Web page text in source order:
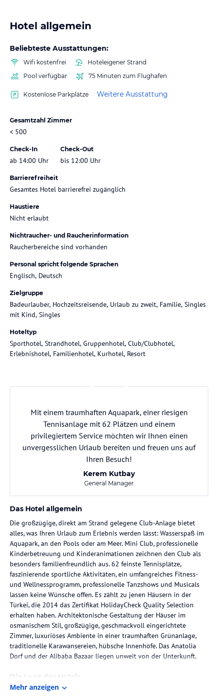
Hotel allgemein
Beliebteste Ausstattungen:
Wifi kostenfrei
Hoteleigener Strand
Pool verfügbar
75 Minuten zum Flughafen
Kostenlose Parkplätze Weitere Ausstattung
Gesamtzahl Zimmer
< 500
Check-In
ab 14:00 Uhr
Check-Out
bis 12:00 Uhr
Barrierefreiheit
Gesamtes Hotel barrierefrei zugänglich
Haustiere
Nicht erlaubt
Nichtraucher- und Raucherinformation
Raucherbereiche sind vorhanden
Personal spricht folgende Sprachen
Englisch, Deutsch
Zielgruppe
Badeurlauber, Hochzeitsreisende, Urlaub zu zweit, Familie, Singles
mit Kind, Singles
Hoteltyp
Sporthotel, Strandhotel, Gruppenhotel, Club/Clubhotel,
Erlebnishotel, Familienhotel, Kurhotel, Resort
Mit einem traumhaften Aquapark, einer riesigen
Tennisanlage mit 62 Plätzen und einem
privilegiertem Service möchten wir Ihnen einen
unvergesslichen Urlaub bereiten und freuen uns auf
Ihren Besuch!
Kerem Kutbay
General Manager
Das Hotel allgemein
Die großzügige, direkt am Strand gelegene Club-Anlage bietet
alles, was Ihren Urlaub zum Erlebnis werden lässt: Wasserspaß im
Aquapark, an den Pools oder am Meer. Mini Club, professionelle
Kinderbetreuung und Kinderanimationen zeichnen den Club als
besonders familienfreundlich aus. 62 feinste Tennisplätze,
faszinierende sportliche Aktivitäten, ein umfangreiches Fitness-
und Wellnessprogramm, professionelle Tanzshows und Musicals
lassen keine Wünsche offen. Es zählt zu jenen Häusern in der
Türkei, die 2014 das Zertifikat HolidayCheck Quality Selection
erhalten haben. Architektonische Gestaltung der Häuser im
osmanischem Stil, großzügige, geschmackvoll eingerichtete
Zimmer, luxuriöses Ambiente in einer traumhaften Grünanlage,
traditionelle Karawansereien, hübsche Innenhöfe. Das Anatolia
Dorf und der Alibaba Bazaar liegen unweit von der Unterkunft.
Die Lage des Hotels
Dieses traumhafte Hotel liegt unmittelbar am weiten Sandstrand
Mehr anzeigen